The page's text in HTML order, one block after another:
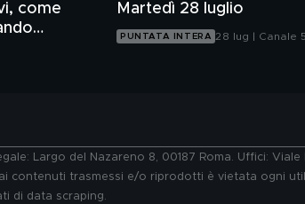
come
Martedì 28 luglio
PUNTATA INTERA 28 lug | Canale 5
Largo del Nazareno 8, 00187 Roma. Uffici:
contenuti trasmessi e/o riprodotti è vietata ogni
di data scraping.